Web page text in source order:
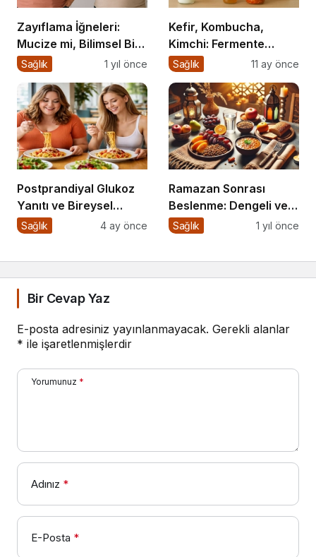
Zayıflama İğneleri:
Mucize mi, Bilimsel Bir
Araç mı?
Sağlık 1 yıl önce
Kefir, Kombucha,
Kimchi: Fermente
Gıdalar Sağlıkta Yeni
Sağlık 11 ay önce
Postprandiyal Glukoz
Yanıtı ve Bireysel
Farklılıklar
Sağlık 4 ay önce
Ramazan Sonrası
Beslenme: Dengeli ve
Sağlıklı Bir Geçiş İçin
Sağlık 1 yıl önce
Bir Cevap Yaz
E-posta adresiniz yayınlanmayacak. Gerekli alanlar
* ile işaretlenmişlerdir
Yorumunuz *
Adınız *
E-Posta *